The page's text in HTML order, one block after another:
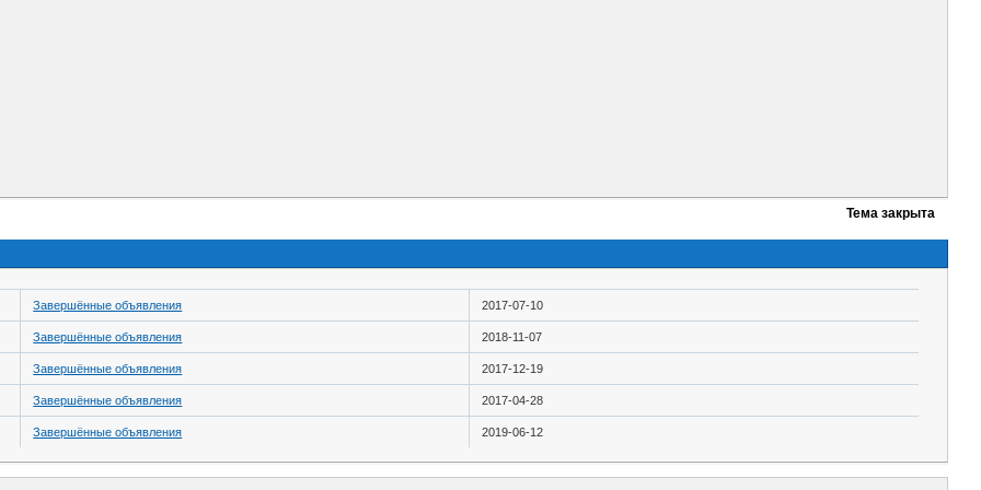
Тема закрыта
Завершённые объявления 2017-07-10
Завершённые объявления 2018-11-07
Завершённые объявления 2017-12-19
Завершённые объявления 2017-04-28
Завершённые объявления 2019-06-12